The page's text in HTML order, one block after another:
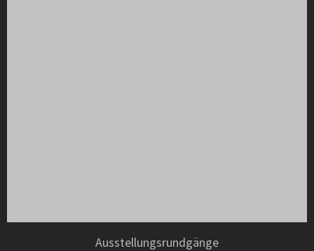
Ausstellungsrundgänge